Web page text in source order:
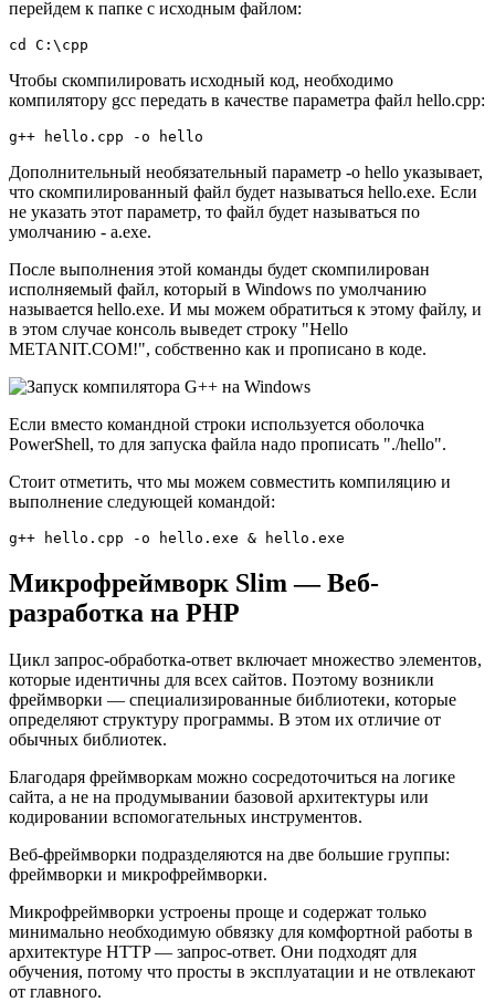
перейдем к папке с исходным файлом:
cd C:\cpp
Чтобы скомпилировать исходный код, необходимо
компилятору gcc передать в качестве параметра файл hello.cpp:
g++ hello.cpp -o hello
Дополнительный необязательный параметр -o hello указывает,
что скомпилированный файл будет называться hello.exe. Если
не указать этот параметр, то файл будет называться по
умолчанию - a.exe.
После выполнения этой команды будет скомпилирован
исполняемый файл, который в Windows по умолчанию
называется hello.exe. И мы можем обратиться к этому файлу, и
в этом случае консоль выведет строку "Hello
METANIT.COM!", собственно как и прописано в коде.
Если вместо командной строки используется оболочка
PowerShell, то для запуска файла надо прописать "./hello".
Стоит отметить, что мы можем совместить компиляцию и
выполнение следующей командой:
g++ hello.cpp -o hello.exe & hello.exe
Микрофреймворк Slim — Веб-
разработка на PHP
Цикл запрос-обработка-ответ включает множество элементов,
которые идентичны для всех сайтов. Поэтому возникли
фреймворки — специализированные библиотеки, которые
определяют структуру программы. В этом их отличие от
обычных библиотек.
Благодаря фреймворкам можно сосредоточиться на логике
сайта, а не на продумывании базовой архитектуры или
кодировании вспомогательных инструментов.
Веб-фреймворки подразделяются на две большие группы:
фреймворки и микрофреймворки.
Микрофреймворки устроены проще и содержат только
минимально необходимую обвязку для комфортной работы в
архитектуре HTTP — запрос-ответ. Они подходят для
обучения, потому что просты в эксплуатации и не отвлекают
от главного.